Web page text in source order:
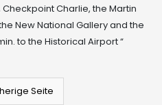
Charlie, the Martin
New National Gallery and the
to the Historical Airport “